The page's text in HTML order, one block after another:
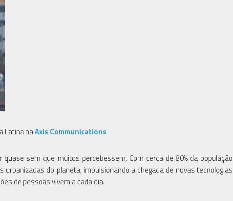
Latina naAxis Communications
sem que muitos percebessem. Com cerca de 80% da população
do planeta, impulsionando a chegada de novas tecnologias
de pessoas vivem a cada dia.